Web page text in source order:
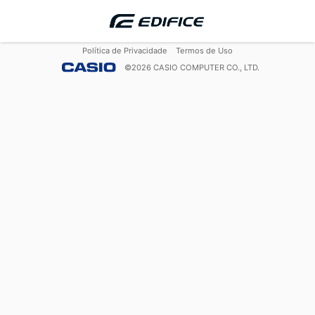
Política de Privacidade
Termos de Uso
©2026 CASIO COMPUTER CO., LTD.